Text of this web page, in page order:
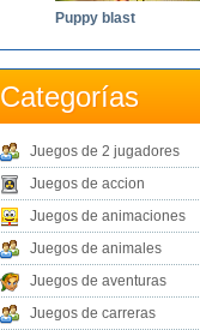
Puppy blast
Categorías
Juegos de 2 jugadores
Juegos de accion
Juegos de animaciones
Juegos de animales
Juegos de aventuras
Juegos de carreras